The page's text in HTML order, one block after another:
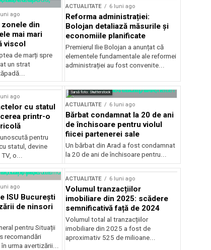
ago
zonele din
mai mari
viscol
de marți spre
un strat
ACTUALITATE 6 luni ago
Reforma administrației:
Bolojan detaliază măsurile și
economiile planificate
Premierul Ilie Bolojan a anunțat că
elementele fundamentale ale reformei
administrației au fost convenite...
ago
cu statul
printr-o
pentru
statul, devine
o...
Sursă foto: Shutterstock
ACTUALITATE 6 luni ago
Bărbat condamnat la 20 de ani
de închisoare pentru violul
fiicei partenerei sale
Un bărbat din Arad a fost condamnat
la 20 de ani de închisoare pentru...
ago
ISU București
de ninsori
pentru Situații
recomandări
urma avertizării...
ACTUALITATE 6 luni ago
Volumul tranzacțiilor
imobiliare din 2025: scădere
semnificativă față de 2024
Volumul total al tranzacțiilor
imobiliare din 2025 a fost de
aproximativ 525 de milioane...